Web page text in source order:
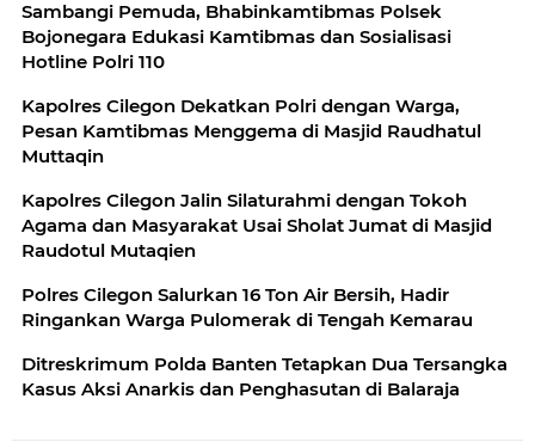
Sambangi Pemuda, Bhabinkamtibmas Polsek
Bojonegara Edukasi Kamtibmas dan Sosialisasi
Hotline Polri 110
Kapolres Cilegon Dekatkan Polri dengan Warga,
Pesan Kamtibmas Menggema di Masjid Raudhatul
Muttaqin
Kapolres Cilegon Jalin Silaturahmi dengan Tokoh
Agama dan Masyarakat Usai Sholat Jumat di Masjid
Raudotul Mutaqien
Polres Cilegon Salurkan 16 Ton Air Bersih, Hadir
Ringankan Warga Pulomerak di Tengah Kemarau
Ditreskrimum Polda Banten Tetapkan Dua Tersangka
Kasus Aksi Anarkis dan Penghasutan di Balaraja